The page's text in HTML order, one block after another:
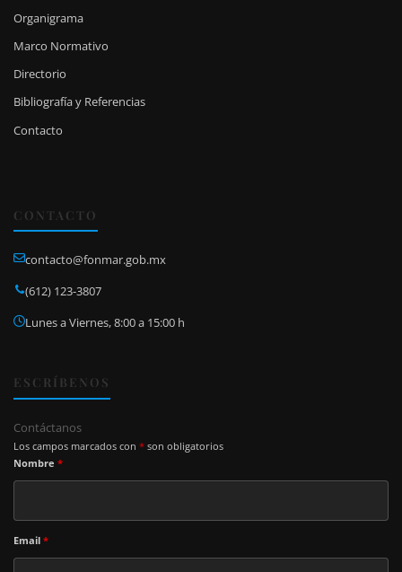
Organigrama
Marco Normativo
Directorio
Bibliografía y Referencias
Contacto
CONTACTO
contacto@fonmar.gob.mx
(612) 123-3807
Lunes a Viernes, 8:00 a 15:00 h
ESCRÍBENOS
Contáctanos
Los campos marcados con * son obligatorios
Nombre *
Email *